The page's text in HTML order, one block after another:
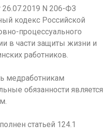
N 206-ФЗ
кодекс Российской
процессуального
в части защиты жизни и
работников.
обязанности является
статьей 124.1